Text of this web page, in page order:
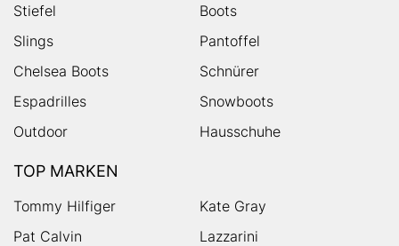
Stiefel
Boots
Slings
Pantoffel
Chelsea Boots
Schnürer
Espadrilles
Snowboots
Outdoor
Hausschuhe
TOP MARKEN
Tommy Hilfiger
Kate Gray
Pat Calvin
Lazzarini